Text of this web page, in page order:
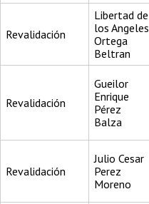
Revalidación
Libertad de
los Angeles
Ortega
Beltran
Revalidación
Gueilor
Enrique
Pérez
Balza
Revalidación
Julio Cesar
Perez
Moreno